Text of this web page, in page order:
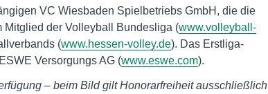
VC Wiesbaden Spielbetriebs GmbH, die die
Mitglied der Volleyball Bundesliga (www.volleyball-
(www.hessen-volley.de). Das Erstliga-
Versorgungs AG (www.eswe.com).
– beim Bild gilt Honorarfreiheit ausschließlich